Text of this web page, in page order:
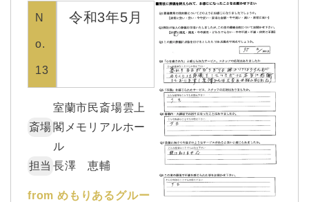
N
o.
13
令和3年5月
斎場
室蘭市民斎場雲上
閣メモリアルホー
ル
担当 長澤 恵輔
from めもりあるグルー